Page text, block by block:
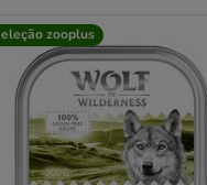
zooplus